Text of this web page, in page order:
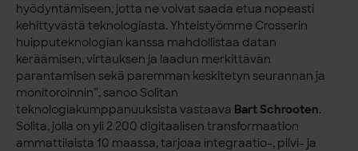
hyödyntämiseen, jotta ne voivat saada etua nopeasti
kehittyvästä teknologiasta. Yhteistyömme Crosserin
huipputeknologian kanssa mahdollistaa datan
keräämisen, virtauksen ja laadun merkittävän
parantamisen sekä paremman keskitetyn seurannan ja
monitoroinnin”, sanoo Solitan
teknologiakumppanuuksista vastaava Bart Schrooten.
Solita, jolla on yli 2 200 digitaalisen transformaation
ammattilaista 10 maassa, tarjoaa integraatio-, pilvi- ja